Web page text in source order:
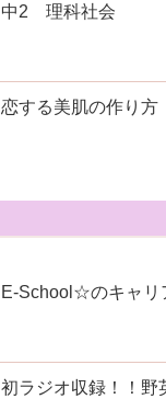
中2 理科社会
恋する美肌の作り方
E-School☆のキャリ
初ラジオ収録！！野